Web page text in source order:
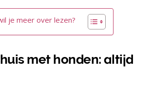
je meer over lezen?
met honden: altijd